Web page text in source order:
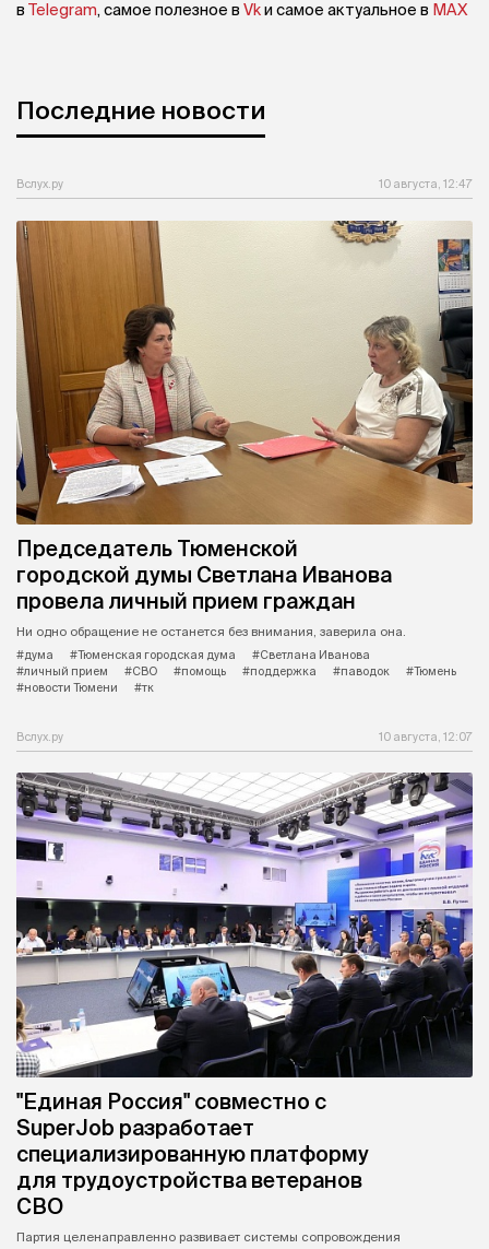
в Telegram, самое полезное в Vkи самое актуальное в MAX
Последние новости
Вслух.ру 10 августа, 12:47
Председатель Тюменской
городской думы Светлана Иванова
провела личный прием граждан
Ни одно обращение не останется без внимания, заверила она.
#дума
#Тюменская городская дума
#Светлана Иванова
#личный прием
#СВО #помощь #поддержка #паводок
#Тюмень
#новости Тюмени
#тк
Вслух.ру 10 августа, 12:07
"Единая Россия" совместно с
SuperJob разработает
специализированную платформу
для трудоустройства ветеранов
СВО
Партия целенаправленно развивает системы сопровождения